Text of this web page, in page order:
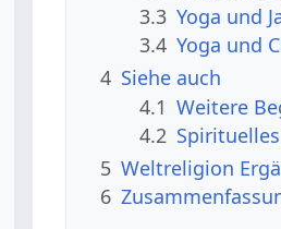
3.3 Yoga und
3.4 Yoga und
4 Siehe auch
4.1
4.2
5
6